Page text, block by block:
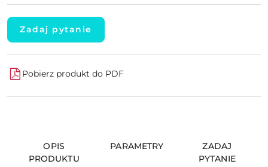
Zadaj pytanie
Pobierz produkt do PDF
OPIS
PRODUKTU
PARAMETRY
ZADAJ
PYTANIE